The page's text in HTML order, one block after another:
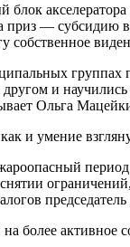
блок
приз — субсидию
собственное
группах
другом и
Ольга
и умение
период
более активное